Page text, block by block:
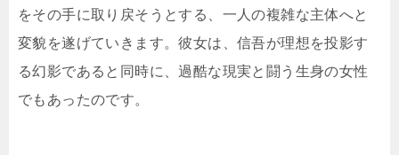
をその手に取り戻そうとする、一人の複雑な主体へと
変貌を遂げていきます。彼女は、信吾が理想を投影す
る幻影であると同時に、過酷な現実と闘う生身の女性
でもあったのです。